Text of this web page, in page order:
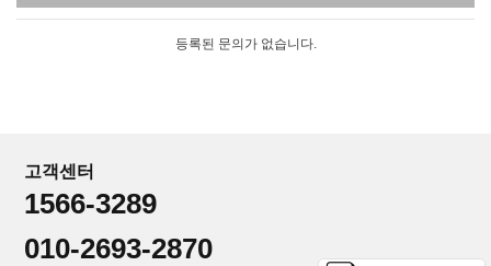
등록된 문의가 없습니다.
고객센터
1566-3289
010-2693-2870